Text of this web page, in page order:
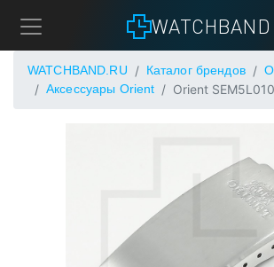
WATCHBAND
WATCHBAND.RU Каталог брендов
Аксессуары Orient
Orient